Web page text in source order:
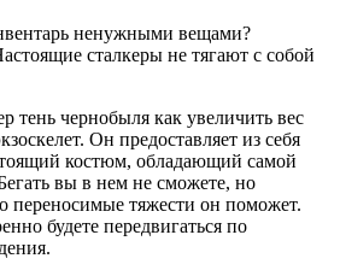
ненужными вещами?
сталкеры не тягают с собой
тень чернобыля как увеличить вес
Он предоставляет из себя
костюм, обладающий самой
вы в нем не сможете, но
переносимые тяжести он поможет.
будете передвигаться по